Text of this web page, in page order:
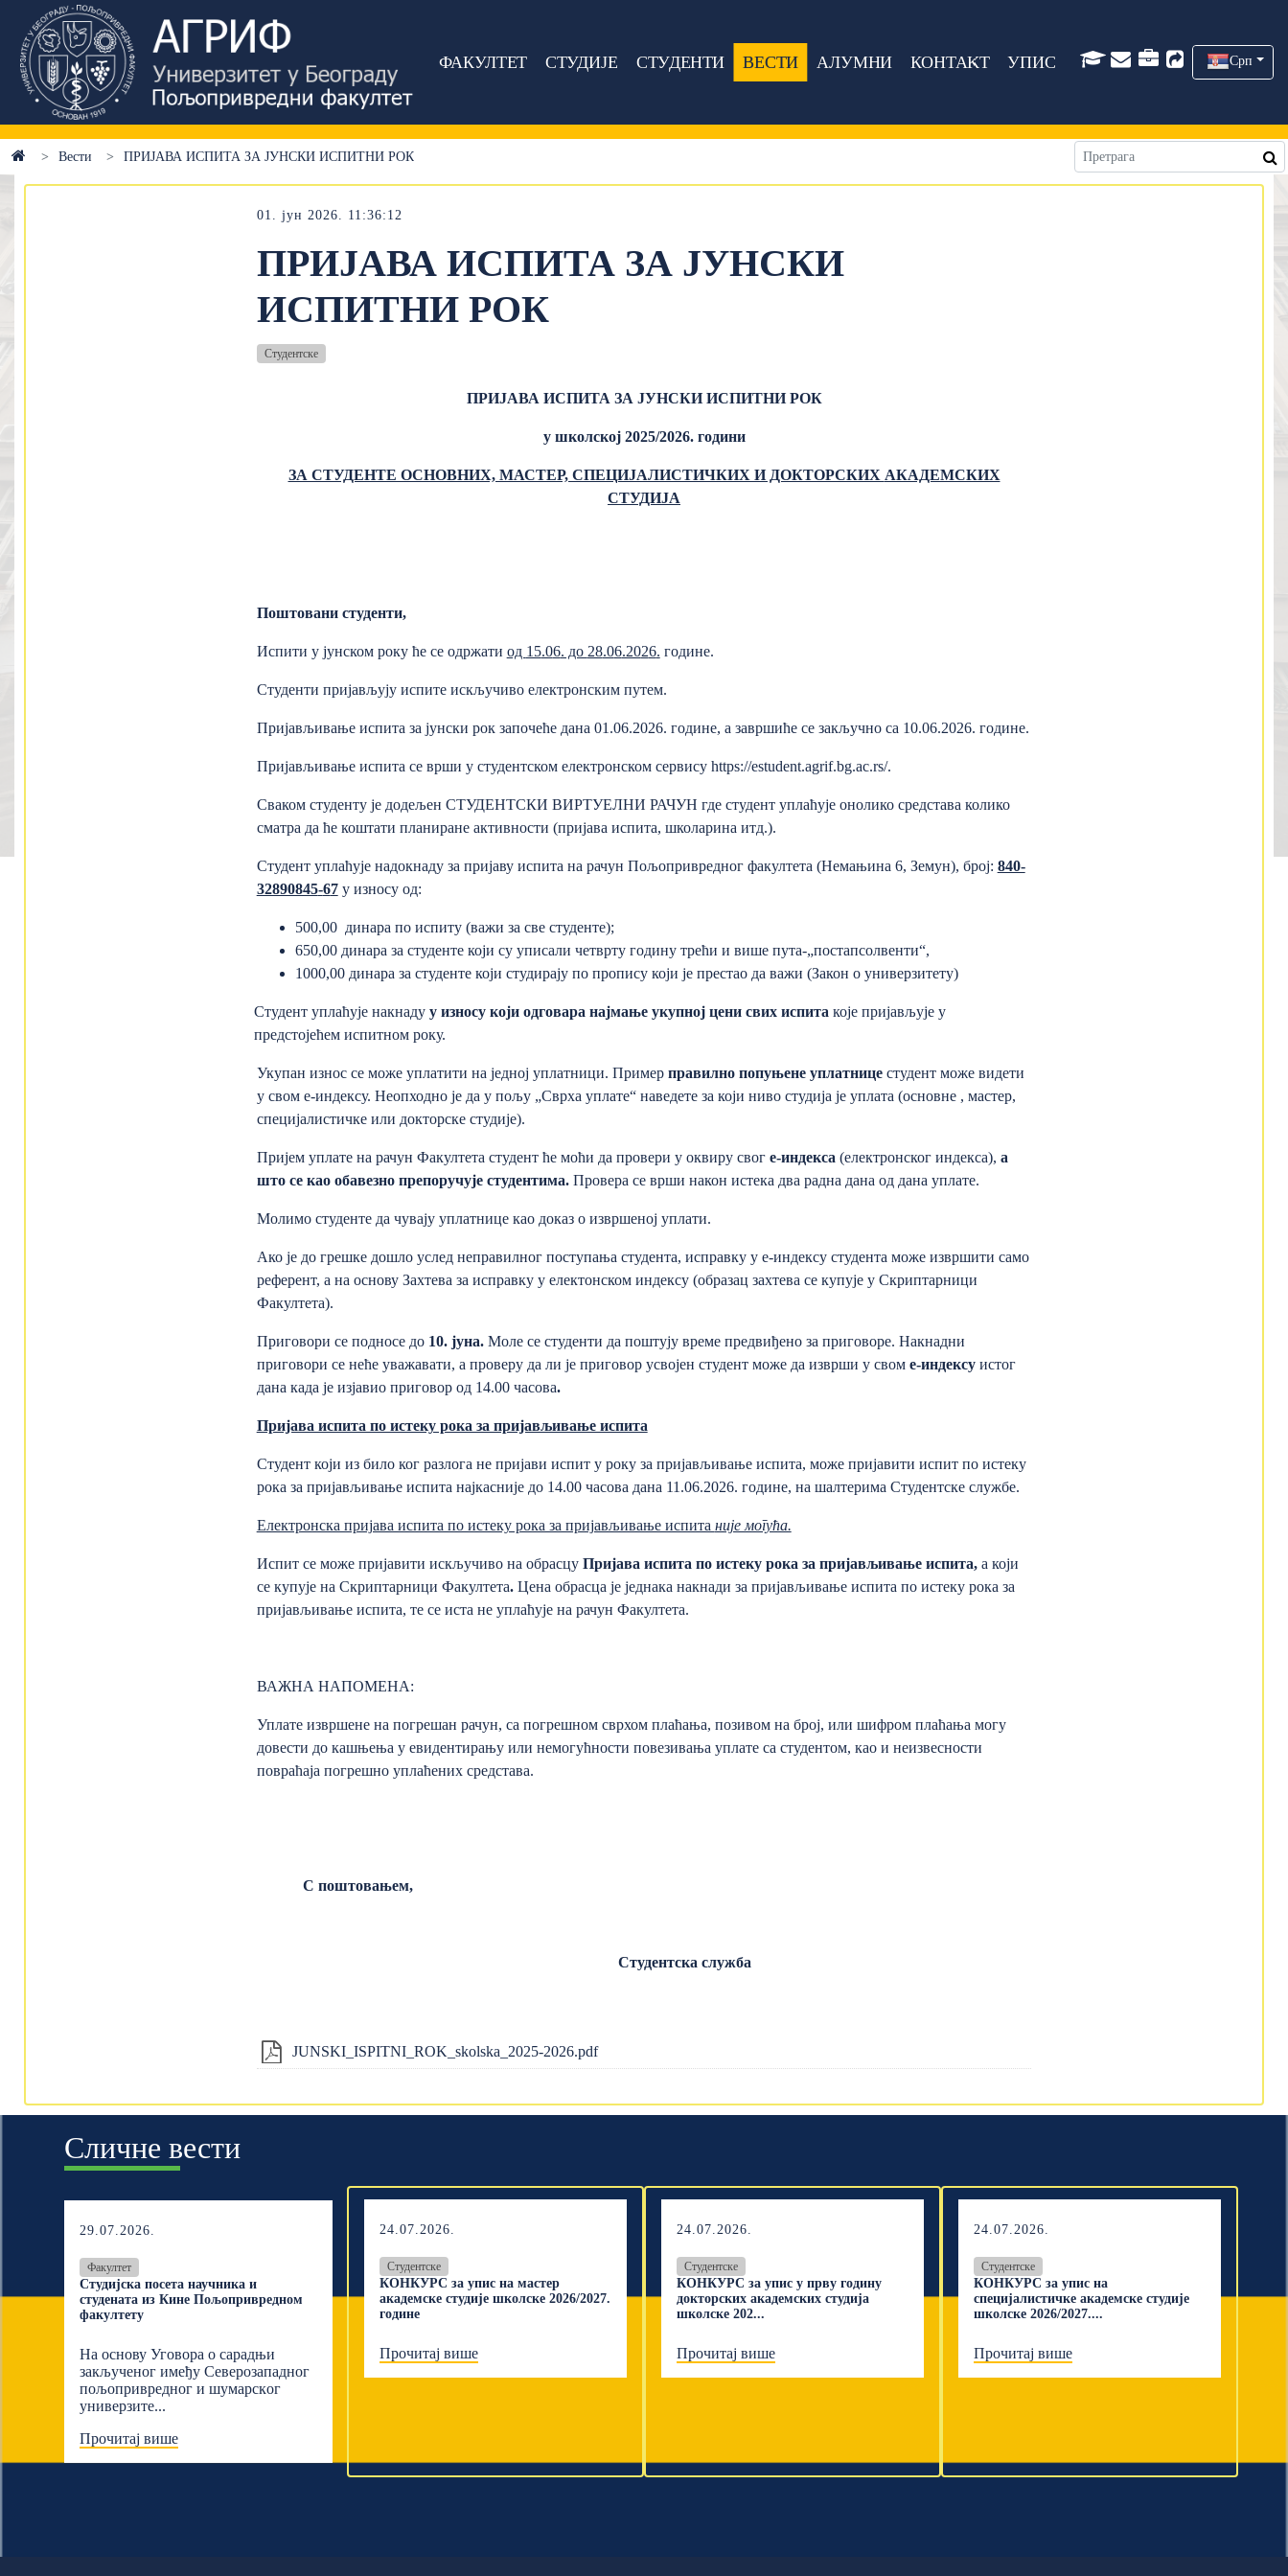
ФАКУЛТЕТ СТУДИЈЕ СТУДЕНТИ ВЕСТИ АЛУМНИ КОНТАКТ УПИС Срп
Вести ПРИЈАВА ИСПИТА ЗА ЈУНСКИ ИСПИТНИ РОК
01. јун 2026. 11:36:12
ПРИЈАВА ИСПИТА ЗА ЈУНСКИ
ИСПИТНИ РОК
Студентске
ПРИЈАВА ИСПИТА ЗА ЈУНСКИИСПИТНИ РОК
у школској 2025/2026. години
ЗА СТУДЕНТЕ ОСНОВНИХ, МАСТЕР, СПЕЦИЈАЛИСТИЧКИХ И ДОКТОРСКИХ АКАДЕМСКИХ
СТУДИЈА
Поштовани студенти,
Испити у јунском року ће се одржати од 15.06. до 28.06.2026. године.
Студенти пријављују испите искључиво електронским путем.
Пријављивање испита за јунски рок започеће дана 01.06.2026. године, а завршиће се закључно са 10.06.2026. године.
Пријављивање испита се врши у студентском електронском сервису https://estudent.agrif.bg.ac.rs/.
Сваком студенту је додељен СТУДЕНТСКИ ВИРТУЕЛНИ РАЧУН где студент уплаћује онолико средстава колико
сматра да ће коштати планиране активности (пријава испита, школарина итд.).
Студент уплаћује надокнаду за пријаву испита на рачун Пољопривредног факултета (Немањина 6, Земун), број: 840-
32890845-67у износу од:
500,00 динара по испиту (важи за све студенте);
650,00 динара за студенте који су уписали четврту годину трећи и више пута-„постапсолвенти“,
1000,00 динара за студенте који студирају по пропису који је престао да важи (Закон о универзитету)
Студент уплаћује накнаду у износу који одговара најмање укупној цени свих испита које пријављује у
предстојећем испитном року.
Укупан износ се може уплатити на једној уплатници. Пример правилно попуњене уплатницестудент може видети
у свом е-индексу. Неопходно је да у пољу „Сврха уплате“ наведете за који ниво студија је уплата (основне , мастер,
специјалистичке или докторске студије).
Пријем уплате на рачун Факултета студент ће моћи да провери у оквиру свог е-индекса (електронског индекса), а
што се као обавезно препоручује студентима.Провера се врши након истека два радна дана од дана уплате.
Молимо студенте да чувају уплатнице као доказ о извршеној уплати.
Ако је до грешке дошло услед неправилног поступања студента, исправку у е-индексу студента може извршити само
референт, а на основу Захтева за исправку у електонском индексу (образац захтева се купује у Скриптарници
Факултета).
Приговори се подносе дo 10. јуна. Моле се студенти да поштују време предвиђено за приговоре. Накнадни
приговори се неће уважавати, а проверу да ли је приговор усвојен студент може да изврши у свом е-индексуистог
дана када је изјавио приговор од 14.00 часова.
Пријава испита по истеку рока за пријављивање испита
Студент који из било ког разлога не пријави испит у року за пријављивање испита, може пријавити испит по истеку
рока за пријављивање испита најкасније до 14.00 часова дана 11.06.2026. године, на шалтерима Студентске службе.
Електронска пријава испита по истеку рока за пријављивање испита није могућа.
Испит се може пријавити искључиво на обрасцу Пријава испита по истеку рока за пријављивање испита, а који
се купује на Скриптарници Факултета. Цена обрасца је једнака накнади за пријављивање испита по истеку рока за
пријављивање испита, те се иста не уплаћује на рачун Факултета.
ВАЖНА НАПОМЕНА:
Уплате извршене на погрешан рачун, са погрешном сврхом плаћања, позивом на број, или шифром плаћања могу
довести до кашњења у евидентирању или немогућности повезивања уплате са студентом, као и неизвесности
повраћаја погрешно уплаћених средстава.
С поштовањем,
Студентска служба
JUNSKI_ISPITNI_ROK_skolska_2025-2026.pdf
Сличне вести
29.07.2026.
Факултет
Студијска посета научника и
студената из Кине Пољопривредном
факултету
На основу Уговора о сарадњи
закљученог имеђу Северозападног
пољопривредног и шумарскoг
универзите...
Прочитај више
24.07.2026.
Студентске
КОНКУРС за упис на мастер
академске студије школске 2026/2027.
године
Прочитај више
24.07.2026.
Студентске
КОНКУРС за упис у прву годину
докторских академских студија
школске 202...
Прочитај више
24.07.2026.
Студентске
КОНКУРС за упис на
специјалистичке академске студије
школске 2026/2027....
Прочитај више